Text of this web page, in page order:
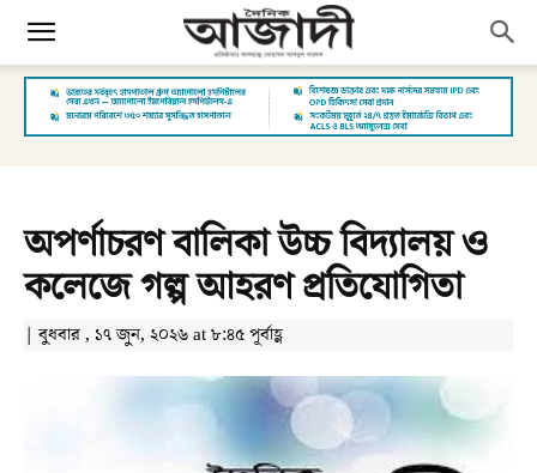
অপর্ণাচরণ বালিকা উচ্চ বিদ্যালয় ও
কলেজে গল্প আহরণ প্রতিযোগিতা
| বুধবার , ১৭ জুন, ২০২৬ at ৮:৪৫ পূর্বাহ্ণ